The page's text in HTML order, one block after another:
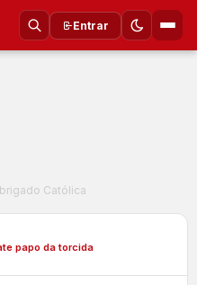
Entrar
Católica
papo da torcida